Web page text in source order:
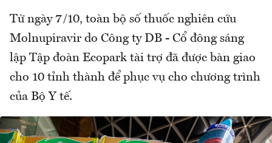
Từ ngày 7/10, toàn bộ số thuốc nghiên cứu
Molnupiravir do Công ty DB - Cổ đông sáng
lập Tập đoàn Ecopark tài trợ đã được bàn giao
cho 10 tỉnh thành để phục vụ cho chương trình
của Bộ Y tế.